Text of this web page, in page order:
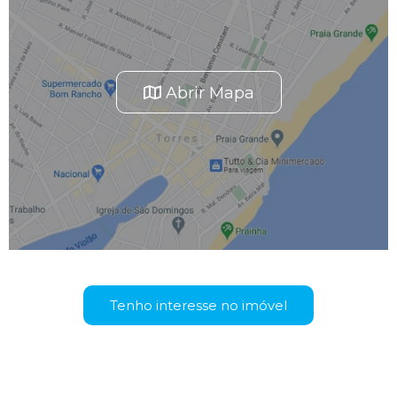
Abrir Mapa
Tenho interesse no imóvel